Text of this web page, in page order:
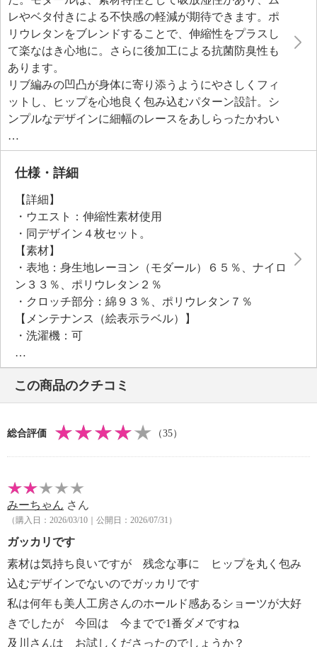
レやベタ付きによる不快感の軽減が期待できます。ポ
リウレタンをブレンドすることで、伸縮性をプラスし
て楽なはき心地に。さらに後加工による抗菌防臭性も
あります。
リブ編みの凹凸が身体に寄り添うようにやさしくフィ
ットし、ヒップを心地良く包み込むパターン設計。シ
ンプルなデザインに細幅のレースをあしらったかわい
らしいデザイン。サイドに縫い目がなく、やさしい肌
当たりです。
ウエストは、ゴムを使用せずに仕上げており、ソフト
い生地に抗菌防臭加工をほどこしました。洗濯ネーム
はプリントで配した、チクチクしにくいやさしい肌当
たりです。
●普段と同じサイズをおすすめ。
ぴったりと着用したい場合は小さいサイズを、ゆっ
たりと着用したい場合は大きいサイズをお選びくださ
い。
仕様・詳細
【詳細】
・ウエスト：伸縮性素材使用
・同デザイン４枚セット。
【素材】
・表地：身生地レーヨン（モダール）６５％、ナイロ
ン３３％、ポリウレタン２％
・クロッチ部分：綿９３％、ポリウレタン７％
【メンテナンス（絵表示ラベル）】
・洗濯機：可
・漂白処理：塩素系・酸素系漂白不可
・タンブル乾燥：不可
・自然乾燥：日陰の吊り干し
・アイロン仕上げ：不可
・単品洗い
・水や汗などによる色落ち、色移り注意
【その他】
【個体差】
・個体差あり
【原産国（地）】
・中国製
※セット内容（各１計４枚）：ハニーミルク、アプリ
コット、ブラックセサミ、カプチーノ
この商品のクチコミ
総合評価 （35）
みーちゃん さん
（購入日：2026/03/10｜公開日：2026/07/31）
ガッカリです
素材は気持ち良いですが 残念な事に ヒップを丸く包み
込むデザインでないのでガッカリです
私は何年も美人工房さんのホールド感あるショーツが大好
きでしたが 今回は 今までで1番ダメですね
及川さんは お試しくださったのでしょうか？